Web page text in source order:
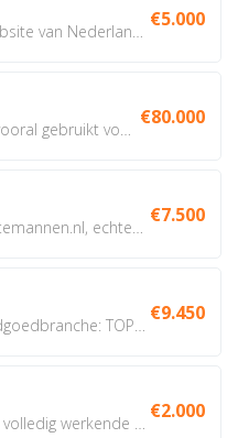
€5.000
€80.000
€7.500
€9.450
€2.000